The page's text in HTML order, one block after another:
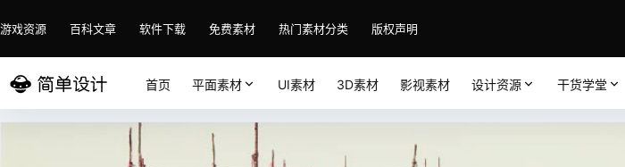
游戏资源 百科文章 软件下载 免费素材 热门素材分类 版权声明
首页 平面素材 UI素材 3D素材 影视素材 设计资源 干货学堂